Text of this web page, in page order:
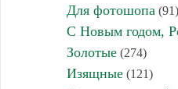
Для фотошопа (91)
С Новым годом,
Золотые(274)
Изящные(121)